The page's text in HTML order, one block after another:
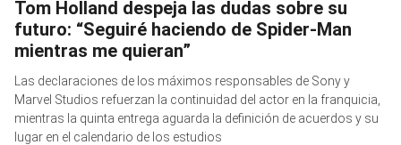
Tom Holland despeja las dudas sobre su
futuro: “Seguiré haciendo de Spider-Man
mientras me quieran”
Las declaraciones de los máximos responsables de Sony y
Marvel Studios refuerzan la continuidad del actor en la franquicia,
mientras la quinta entrega aguarda la definición de acuerdos y su
lugar en el calendario de los estudios